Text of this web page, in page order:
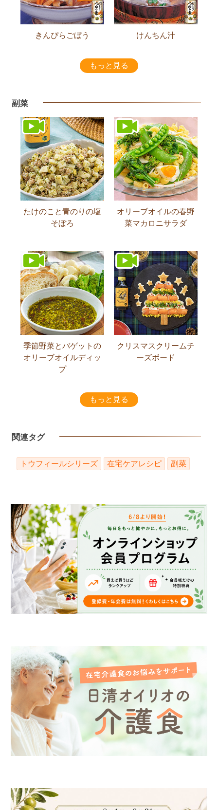
きんぴらごぼう けんちん汁
もっと見る
副菜
たけのこと青のりの塩
そぼろ
オリーブオイルの春野
菜マカロニサラダ
季節野菜とバゲットの
オリーブオイルディッ
プ
クリスマスクリームチ
ーズボード
もっと見る
関連タグ
トウフィールシリーズ 在宅ケアレシピ 副菜